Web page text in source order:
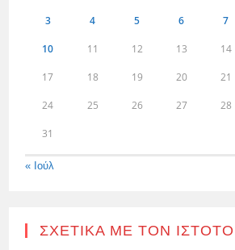
3 4 5 6 7
10 11 12 13 14
17 18 19 20 21
24 25 26 27 28
31
« Ιούλ
ΣΧΕΤΙΚΆ ΜΕ ΤΟΝ